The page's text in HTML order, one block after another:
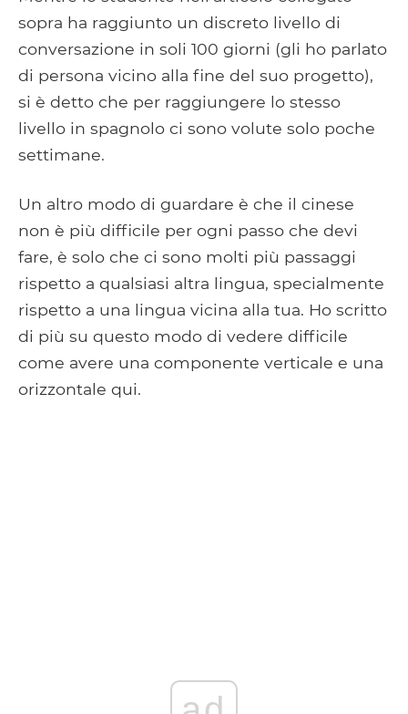
sopra ha raggiunto un discreto livello di
conversazione in soli 100 giorni (gli ho parlato
di persona vicino alla fine del suo progetto),
si è detto che per raggiungere lo stesso
livello in spagnolo ci sono volute solo poche
settimane.
Un altro modo di guardare è che il cinese
non è più difficile per ogni passo che devi
fare, è solo che ci sono molti più passaggi
rispetto a qualsiasi altra lingua, specialmente
rispetto a una lingua vicina alla tua. Ho scritto
di più su questo modo di vedere difficile
come avere una componente verticale e una
orizzontale qui.